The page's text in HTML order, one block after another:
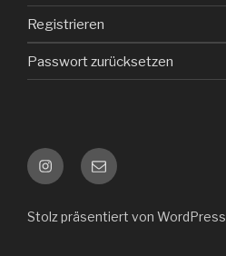
Registrieren
Passwort zurücksetzen
InstagramKontakt
e-
Stolz präsentiert von WordPress